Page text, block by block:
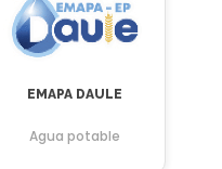
EMAPA DAULE
Agua potable